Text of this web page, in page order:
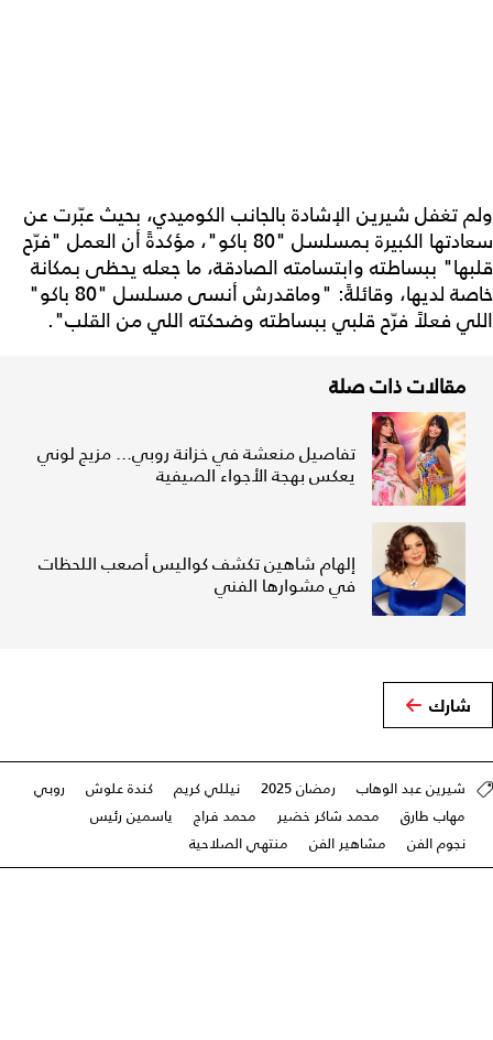
ولم تغفل شيرين الإشادة بالجانب الكوميدي، بحيث عبّرت عن
سعادتها الكبيرة بمسلسل "80 باكو"، مؤكدةً أن العمل "فرّح
قلبها" ببساطته وابتسامته الصادقة، ما جعله يحظى بمكانة
خاصة لديها، وقائلةً: "وماقدرش أنسى مسلسل "80 باكو"
اللي فعلاً فرّح قلبي ببساطته وضحكته اللي من القلب".
مقالات ذات صلة
تفاصيل منعشة في خزانة روبي... مزيج لوني
يعكس بهجة الأجواء الصيفية
إلهام شاهين تكشف كواليس أصعب اللحظات
في مشوارها الفني
شارك
شيرين عبد الوهاب رمضان 2025 نيللي كريم كندة علوش
روبي
مهاب طارق
محمد شاكر خضير محمد فراج
ياسمين رئيس
نجوم الفن
مشاهير الفن منتهي الصلاحية